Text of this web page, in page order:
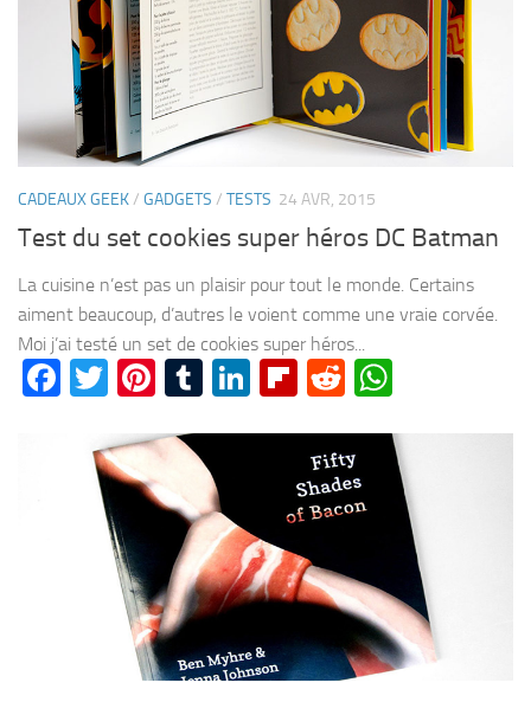
CADEAUX GEEK/ GADGETS / TESTS 24 AVR, 2015
Test du set cookies super héros DC Batman
La cuisine n’est pas un plaisir pour tout le monde. Certains
aiment beaucoup, d’autres le voient comme une vraie corvée.
Moi j’ai testé un set de cookies super héros...
Facebook
Twitter
Pinterest
Tumblr
LinkedIn
Flipboard
Reddit